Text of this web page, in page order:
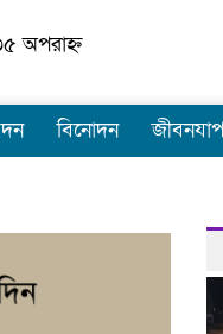
অপরাহ্ন
বিনোদন